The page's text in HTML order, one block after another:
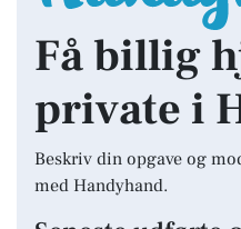
Få billig
private i
Beskriv din opgave og
med Handyhand.